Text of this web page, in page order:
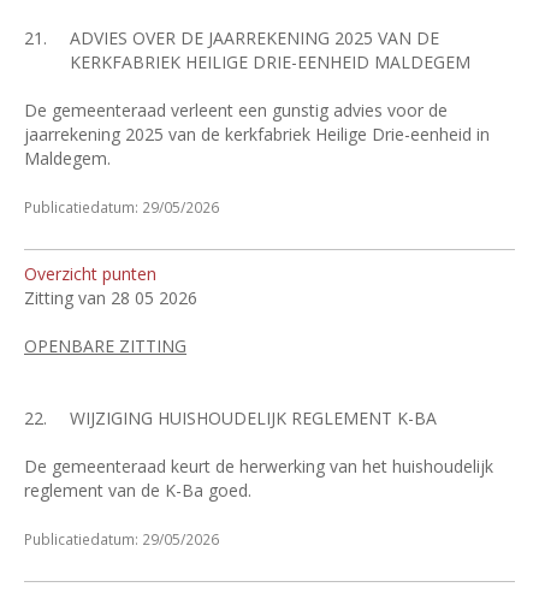
21.
ADVIES OVER DE JAARREKENING 2025 VAN DE
KERKFABRIEK HEILIGE DRIE-EENHEID MALDEGEM
De gemeenteraad verleent een gunstig advies voor de
jaarrekening 2025 van de kerkfabriek Heilige Drie-eenheid in
Maldegem.
Publicatiedatum: 29/05/2026
Overzicht punten
Zitting van 28 05 2026
OPENBARE ZITTING
22. WIJZIGING HUISHOUDELIJK REGLEMENT K-BA
De gemeenteraad keurt de herwerking van het huishoudelijk
reglement van de K-Ba goed.
Publicatiedatum: 29/05/2026